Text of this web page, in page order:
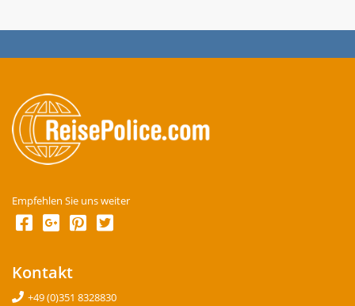
Empfehlen Sie uns weiter
Kontakt
+49 (0)351 8328830